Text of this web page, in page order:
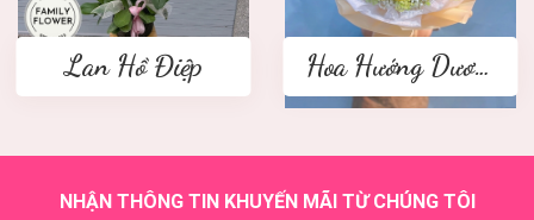
Lan Hồ Điệp Hoa Hướng Dương
NHẬN THÔNG TIN KHUYẾN MÃI TỪ CHÚNG TÔI